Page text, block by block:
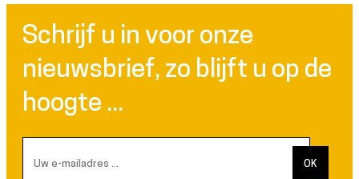
Schrijf u in voor onze
nieuwsbrief, zo blijft u op de
hoogte ...